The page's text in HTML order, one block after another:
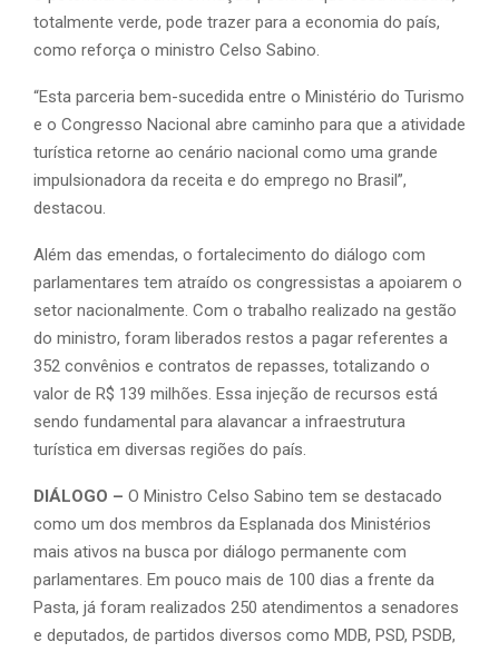
totalmente verde, pode trazer para a economia do país,
como reforça o ministro Celso Sabino.
“Esta parceria bem-sucedida entre o Ministério do Turismo
e o Congresso Nacional abre caminho para que a atividade
turística retorne ao cenário nacional como uma grande
impulsionadora da receita e do emprego no Brasil”,
destacou.
Além das emendas, o fortalecimento do diálogo com
parlamentares tem atraído os congressistas a apoiarem o
setor nacionalmente. Com o trabalho realizado na gestão
do ministro, foram liberados restos a pagar referentes a
352 convênios e contratos de repasses, totalizando o
valor de R$ 139 milhões. Essa injeção de recursos está
sendo fundamental para alavancar a infraestrutura
turística em diversas regiões do país.
DIÁLOGO – O Ministro Celso Sabino tem se destacado
como um dos membros da Esplanada dos Ministérios
mais ativos na busca por diálogo permanente com
parlamentares. Em pouco mais de 100 dias a frente da
Pasta, já foram realizados 250 atendimentos a senadores
e deputados, de partidos diversos como MDB, PSD, PSDB,